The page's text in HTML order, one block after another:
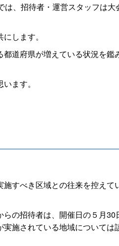
、招待者・運営スタッフは大
します。
道府県が増えている状況を鑑
ます。
すべき区域との往来を控えて
の招待者は、開催日の５月
施されている地域については